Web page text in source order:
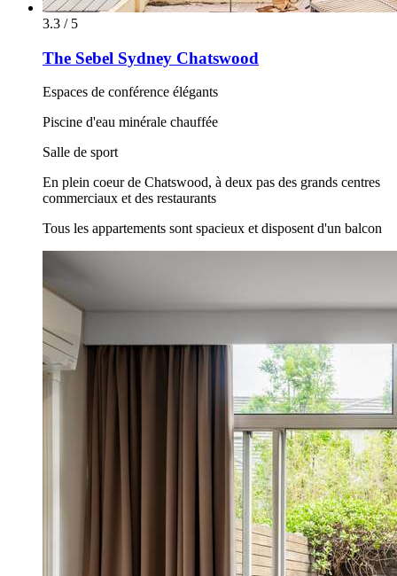
3.3 / 5
The Sebel Sydney Chatswood
Espaces de conférence élégants
Piscine d'eau minérale chauffée
Salle de sport
En plein coeur de Chatswood, à deux pas des grands centres
commerciaux et des restaurants
Tous les appartements sont spacieux et disposent d'un balcon